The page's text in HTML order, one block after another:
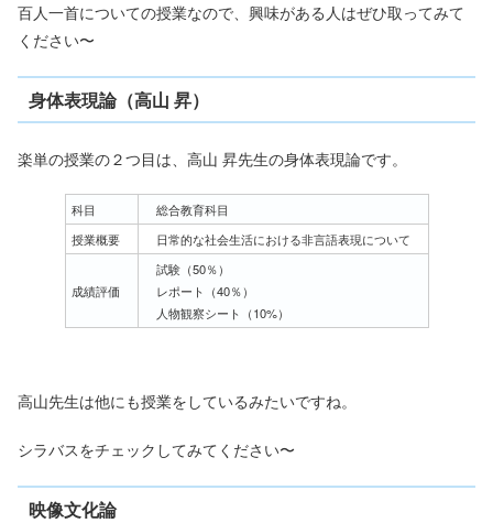
百人一首についての授業なので、興味がある人はぜひ取ってみて
ください〜
身体表現論（高山 昇）
楽単の授業の２つ目は、高山 昇先生の身体表現論です。
科目
総合教育科目
授業概要
日常的な社会生活における非言語表現について
成績評価
試験（50％）
レポート（40％）
人物観察シート（10%）
高山先生は他にも授業をしているみたいですね。
シラバスをチェックしてみてください〜
映像文化論